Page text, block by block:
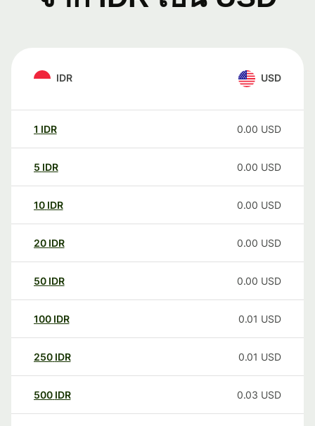
IDR USD
1 IDR 0.00 USD
5 IDR 0.00 USD
10 IDR 0.00 USD
20 IDR 0.00 USD
50 IDR 0.00 USD
100 IDR 0.01 USD
250 IDR 0.01 USD
500 IDR 0.03 USD